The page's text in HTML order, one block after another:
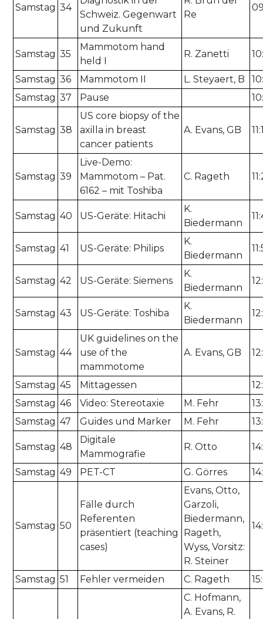
Samstag 34
Schweiz. Gegenwart
und Zukunft
Re
Samstag 35
Mammotom hand
held I
R. Zanetti
Samstag 36 Mammotom II L. Steyaert, B
Samstag 37 Pause
Samstag 38
US core biopsy of the
axilla in breast
cancer patients
A. Evans, GB
Samstag 39
Live-Demo:
Mammotom – Pat.
6162 – mit Toshiba
C. Rageth
Samstag 40 US-Geräte: Hitachi
K.
Biedermann
Samstag 41 US-Geräte: Philips
K.
Biedermann
Samstag 42 US-Geräte: Siemens
K.
Biedermann
Samstag 43 US-Geräte: Toshiba
K.
Biedermann
Samstag 44
UK guidelines on the
use of the
mammotome
A. Evans, GB
Samstag 45 Mittagessen
Samstag 46 Video: Stereotaxie M. Fehr
Samstag 47 Guides und Marker M. Fehr
Samstag 48
Digitale
Mammografie
R. Otto
Samstag 49 PET-CT G. Görres
Samstag 50
Fälle durch
Referenten
präsentiert (teaching
cases)
Evans, Otto,
Garzoli,
Biedermann,
Rageth,
Wyss, Vorsitz:
R. Steiner
Samstag 51 Fehler vermeiden C. Rageth
C. Hofmann,
A. Evans, R.